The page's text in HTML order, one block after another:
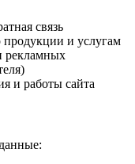
связь
продукции и услугам
рекламных
и работы сайта